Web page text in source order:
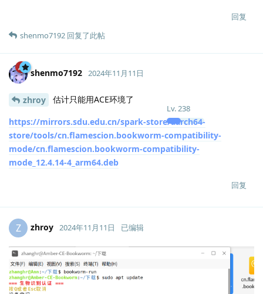
回复
shenmo7192 回复了此帖
shenmo7192
Lv.238
2024年11月11日
zhroy 估计只能用ACE环境了
https://mirrors.sdu.edu.cn/spark-store/aarch64-
store/tools/cn.flamescion.bookworm-compatibility-
mode/cn.flamescion.bookworm-compatibility-
mode_12.4.14-4_arm64.deb
回复
Z zhroy 2024年11月11日 已编辑